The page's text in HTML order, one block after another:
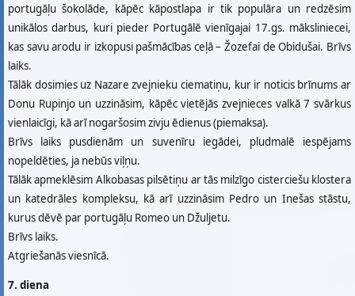
portugāļu šokolāde, kāpēc kāpostlapa ir tik populāra un redzēsim
unikālos darbus, kuri pieder Portugālē vienīgajai 17.gs. māksliniecei,
kas savu arodu ir izkopusi pašmācības ceļā – Žozefai de Obidušai. Brīvs
laiks.
Tālāk dosimies uz Nazare zvejnieku ciematiņu, kur ir noticis brīnums ar
Donu Rupinjo un uzzināsim, kāpēc vietējās zvejnieces valkā 7 svārkus
vienlaicīgi, kā arī nogaršosim zivju ēdienus (piemaksa).
Brīvs laiks pusdienām un suvenīru iegādei, pludmalē iespējams
nopeldēties, ja nebūs viļņu.
Tālāk apmeklēsim Alkobasas pilsētiņu ar tās milzīgo cisterciešu klostera
un katedrāles kompleksu, kā arī uzzināsim Pedro un Inešas stāstu,
kurus dēvē par portugāļu Romeo un Džuljetu.
Brīvs laiks.
Atgriešanās viesnīcā.
7. diena